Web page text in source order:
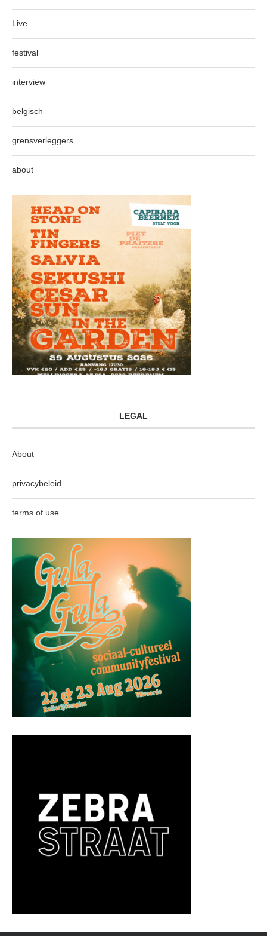
Live
festival
interview
belgisch
grensverleggers
about
LEGAL
About
privacybeleid
terms of use